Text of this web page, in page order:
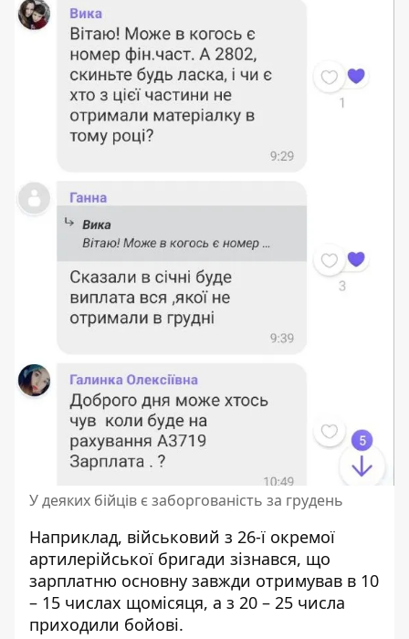
У деяких бійців є заборгованість за грудень
Наприклад, військовий з 26-ї окремої
артилерійської бригади зізнався, що
зарплатню основну завжди отримував в 10
– 15 числах щомісяця, а з 20 – 25 числа
приходили бойові.